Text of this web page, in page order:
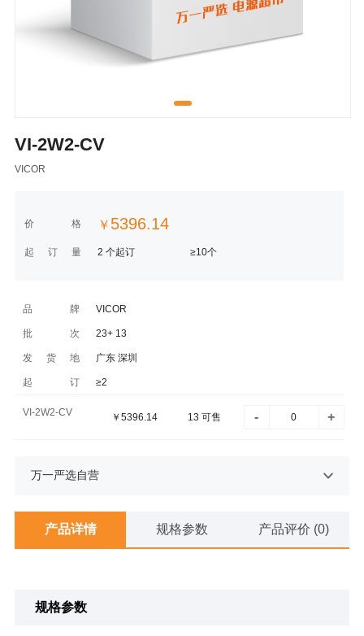
VI-2W2-CV
VICOR
价格 ￥ 5396.14
起订量 2 个起订 ≥10个
品牌 VICOR
批次 23+ 13
发货地 广东 深圳
起订 ≥2
VI-2W2-CV ￥ 5396.14 13 可售 - +
万一严选自营
产品详情 规格参数 产品评价 (0)
规格参数